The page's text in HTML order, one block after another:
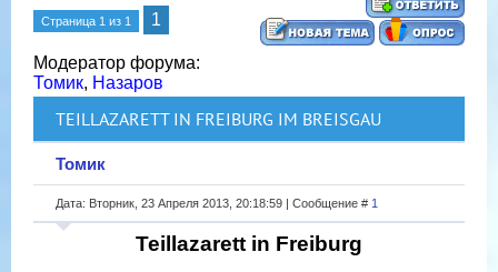
Страница 1 из 1 1
Модератор форума:
Томик, Назаров
TEILLAZARETT IN FREIBURG IM BREISGAU
Томик
Дата: Вторник, 23 Апреля 2013, 20:18:59 | Сообщение # 1
Teillazarett in Freiburg